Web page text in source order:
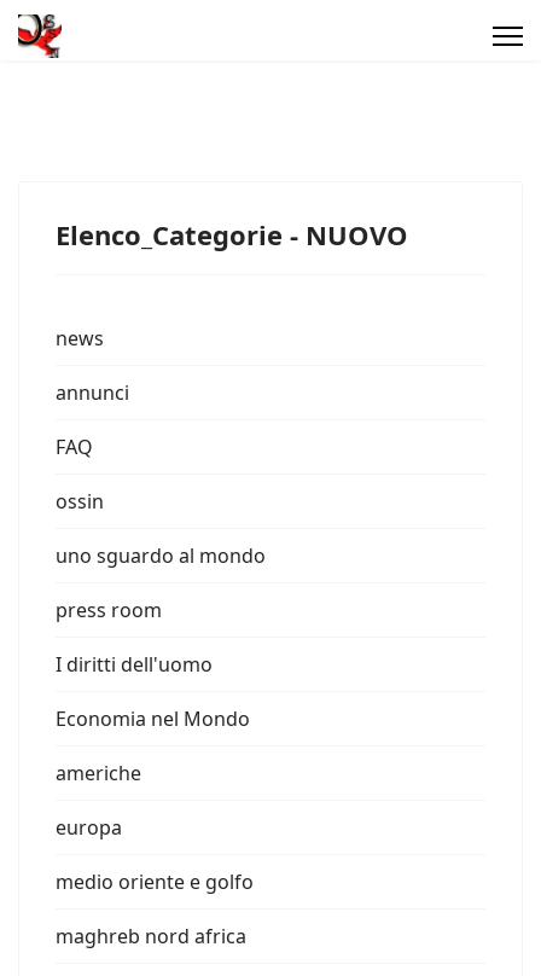
Elenco_Categorie - NUOVO
news
annunci
FAQ
ossin
uno sguardo al mondo
press room
I diritti dell'uomo
Economia nel Mondo
americhe
europa
medio oriente e golfo
maghreb nord africa